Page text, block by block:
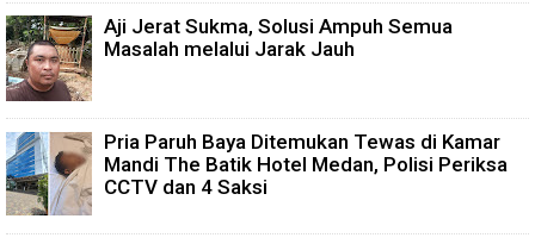
Aji Jerat Sukma, Solusi Ampuh Semua
Masalah melalui Jarak Jauh
Pria Paruh Baya Ditemukan Tewas di Kamar
Mandi The Batik Hotel Medan, Polisi Periksa
CCTV dan 4 Saksi